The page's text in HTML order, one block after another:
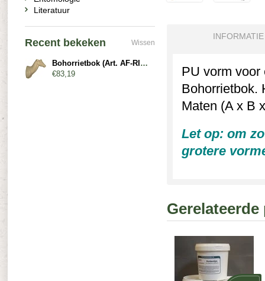
INFORMATIE
PU vorm voor
Bohorrietbok.
Maten (A x B
Let op: om
grotere
Literatuur
Recent bekeken Wissen
Bohorrietbok (Art. AF-RI3-G)
€83,19